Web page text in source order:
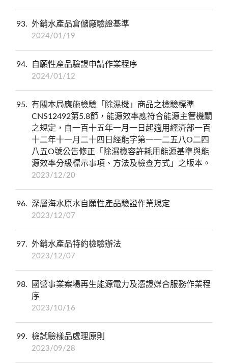
93 外銷水產品倉儲廠驗證基準
2024/01/19
94 自願性產品驗證申請作業程序
2024/01/12
95
有關本局應施檢驗「除濕機」商品之檢驗標準
CNS12492第5.8節，能源效率應符合能源主管機關
之規定，自一百十五年一月一日起適用經濟部一百
十二年十一月二十四日經能字第一一二五八O二四
八五O號公告修正「除濕機容許耗用能源基準與能
源效率分級標示事項、方法及檢查方式」之版本。
2023/12/20
96 深層海水原水自願性產品驗證作業規定
2023/12/07
97 外銷水產品特約檢驗辦法
2023/12/07
98
國營事業案場再生能源電力及憑證媒合服務作業程
序
2023/10/16
99 檢試驗樣品處理原則
2023/09/28